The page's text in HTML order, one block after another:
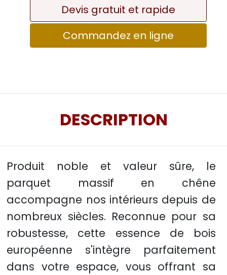
Devis gratuit et rapide
Commandez en ligne
DESCRIPTION
Produit noble et valeur sûre, le
parquet massif en chêne
accompagne nos intérieurs depuis de
nombreux siècles. Reconnue pour sa
robustesse, cette essence de bois
européenne s'intègre parfaitement
dans votre espace, vous offrant sa